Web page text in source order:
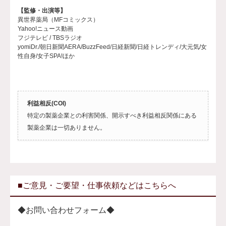
【監修・出演等】
異世界薬局（MFコミックス）
Yahoo!ニュース動画
フジテレビ / TBSラジオ
yomiDr./朝日新聞AERA/BuzzFeed/日経新聞/日経トレンディ/大元気/女
性自身/女子SPA!ほか
利益相反(COI)
特定の製薬企業との利害関係、開示すべき利益相反関係にある
製薬企業は一切ありません。
■ご意見・ご要望・仕事依頼などはこちらへ
◆お問い合わせフォーム◆